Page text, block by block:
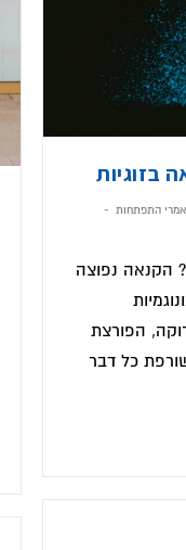
בזוגיות
התפתחות
הקנאה נפוצה
הפורצת
כל דבר